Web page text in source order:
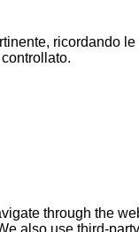
ricordando
through the
also use third-